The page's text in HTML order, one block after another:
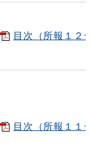
目次（所報１２
目次（所報１１